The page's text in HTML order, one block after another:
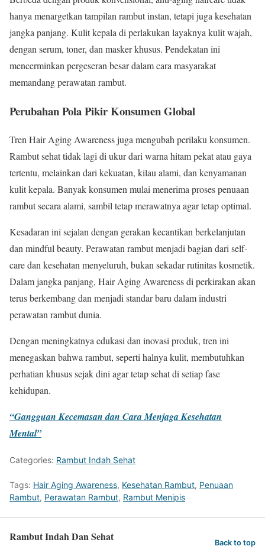
hanya menargetkan tampilan rambut instan, tetapi juga kesehatan
jangka panjang. Kulit kepala di perlakukan layaknya kulit wajah,
dengan serum, toner, dan masker khusus. Pendekatan ini
mencerminkan pergeseran besar dalam cara masyarakat
memandang perawatan rambut.
Perubahan Pola Pikir Konsumen Global
Tren Hair Aging Awareness juga mengubah perilaku konsumen.
Rambut sehat tidak lagi di ukur dari warna hitam pekat atau gaya
tertentu, melainkan dari kekuatan, kilau alami, dan kenyamanan
kulit kepala. Banyak konsumen mulai menerima proses penuaan
rambut secara alami, sambil tetap merawatnya agar tetap optimal.
Kesadaran ini sejalan dengan gerakan kecantikan berkelanjutan
dan mindful beauty. Perawatan rambut menjadi bagian dari self-
care dan kesehatan menyeluruh, bukan sekadar rutinitas kosmetik.
Dalam jangka panjang, Hair Aging Awareness di perkirakan akan
terus berkembang dan menjadi standar baru dalam industri
perawatan rambut dunia.
Dengan meningkatnya edukasi dan inovasi produk, tren ini
menegaskan bahwa rambut, seperti halnya kulit, membutuhkan
perhatian khusus sejak dini agar tetap sehat di setiap fase
kehidupan.
“Gangguan Kecemasan dan Cara Menjaga Kesehatan
Mental”
Categories: Rambut Indah Sehat
Tags: Hair Aging Awareness, Kesehatan Rambut, Penuaan
Rambut, Perawatan Rambut, Rambut Menipis
Rambut Indah Dan Sehat Back to top